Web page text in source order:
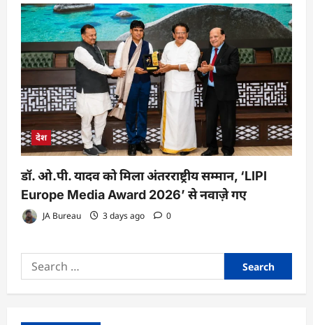
देश
डॉ. ओ.पी. यादव को मिला अंतरराष्ट्रीय सम्मान, ‘LIPI
Europe Media Award 2026’ से नवाज़े गए
JA Bureau 3 days ago 0
Search
for: